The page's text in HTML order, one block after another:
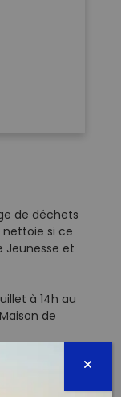
de déchets
nettoie si ce
Jeunesse et
à 14h au
de
en bien
!?